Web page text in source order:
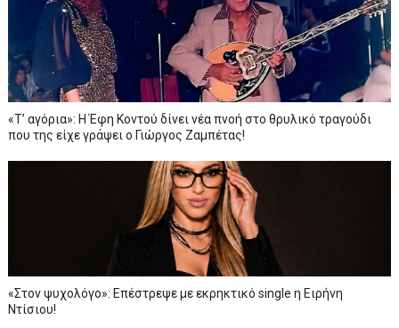
«Τ’ αγόρια»: Η Έφη Κοντού δίνει νέα πνοή στο θρυλικό τραγούδι
που της είχε γράψει ο Γιώργος Ζαμπέτας!
«Στον ψυχολόγο»: Επέστρεψε με εκρηκτικό single η Ειρήνη
Ντίσιου!